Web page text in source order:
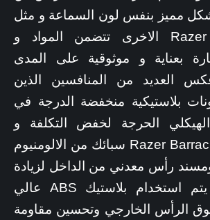
مميز بنفس لون السماعة و مثل
جميع منتجات Razer الاخرى تتضمن المواد و
بعناية و موثوقية على المدى
العديد من المنافسين الذين
بلاستيكية منخفضة الدرجة في
الحرجة لخفض التكلفة و
يستخدم Razer Barracuda X سبائك من الالومنيوم
ومسند رأس معدني من الداخل لزيادة
القوة والمتانة. يتم استخدام بلاستيك ABS عالي
الرأس الخارجي وتحسين مقاومة